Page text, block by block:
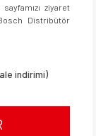
ziyaret
Distribütör
indirimi)